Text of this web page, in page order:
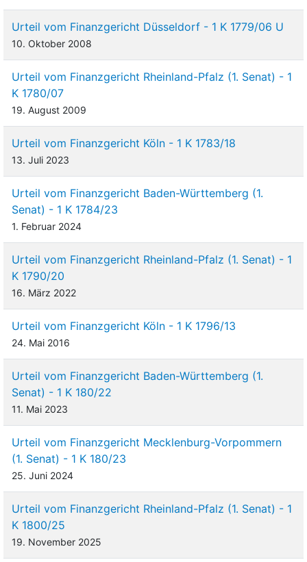
Urteil vom Finanzgericht Düsseldorf - 1 K 1779/06 U
10. Oktober 2008
Urteil vom Finanzgericht Rheinland-Pfalz (1. Senat) - 1
K 1780/07
19. August 2009
Urteil vom Finanzgericht Köln - 1 K 1783/18
13. Juli 2023
Urteil vom Finanzgericht Baden-Württemberg (1.
Senat) - 1 K 1784/23
1. Februar 2024
Urteil vom Finanzgericht Rheinland-Pfalz (1. Senat) - 1
K 1790/20
16. März 2022
Urteil vom Finanzgericht Köln - 1 K 1796/13
24. Mai 2016
Urteil vom Finanzgericht Baden-Württemberg (1.
Senat) - 1 K 180/22
11. Mai 2023
Urteil vom Finanzgericht Mecklenburg-Vorpommern
(1. Senat) - 1 K 180/23
25. Juni 2024
Urteil vom Finanzgericht Rheinland-Pfalz (1. Senat) - 1
K 1800/25
19. November 2025